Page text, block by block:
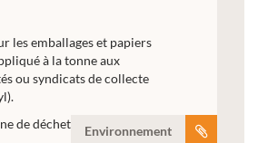
les emballages et papiers
à la tonne aux
ou syndicats de collecte
de déchets... Environnement